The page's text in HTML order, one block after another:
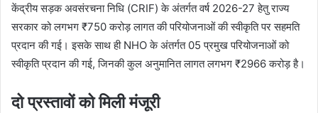
केंद्रीय सड़क अवसंरचना निधि (CRIF) के अंतर्गत वर्ष 2026-27 हेतु राज्य
सरकार को लगभग ₹750 करोड़ लागत की परियोजनाओं की स्वीकृति पर सहमति
प्रदान की गई। इसके साथ ही NHO के अंतर्गत 05 प्रमुख परियोजनाओं को
स्वीकृति प्रदान की गई, जिनकी कुल अनुमानित लागत लगभग ₹2966 करोड़ है।
दो प्रस्तावों को मिली मंजूरी